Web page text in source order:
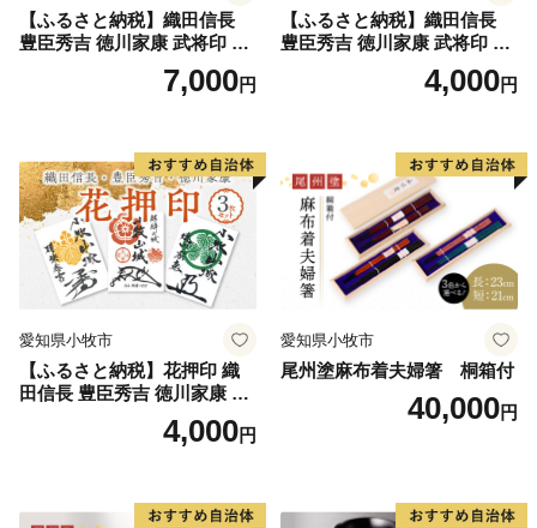
【ふるさと納税】織田信長
豊臣秀吉 徳川家康 武将印 花
押印 6枚 セット イラスト 戦
国 武将 小牧山城 墨絵 龍画師
グッズ 愛知県 小牧市 お取り
寄せ 送料無料
7,000円
【ふるさと納税】織田信長
豊臣秀吉 徳川家康 武将印 3
枚 セット イラスト 戦国 武将
小牧山城 墨絵 龍画師 書道ア
愛知県 小牧市 お取り寄せ 送
料無料
4,000円
愛知県小牧市
【ふるさと納税】花押印 織
田信長 豊臣秀吉 徳川家康 3
枚 セット 戦国 武将 小牧山城
墨絵 龍画師 書道アーティス
牧市 お取り寄せ 送料無料
4,000円
愛知県小牧市
尾州塗麻布着夫婦箸 桐箱付
40,000円